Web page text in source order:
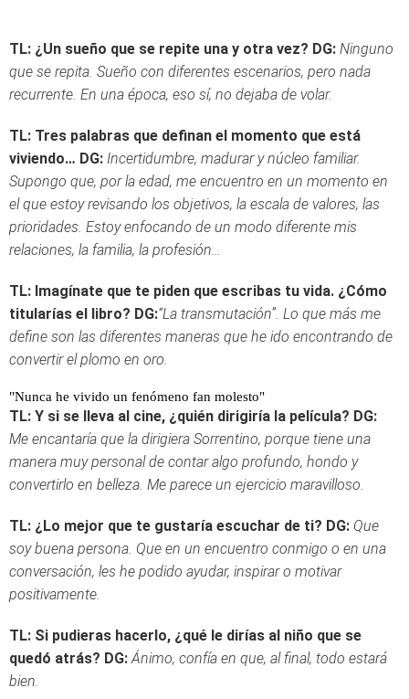
TL: ¿Un sueño que se repite una y otra vez? DG: Ninguno
que se repita. Sueño con diferentes escenarios, pero nada
recurrente. En una época, eso sí, no dejaba de volar.
TL: Tres palabras que definan el momento que está
viviendo… DG: Incertidumbre, madurar y núcleo familiar.
Supongo que, por la edad, me encuentro en un momento en
el que estoy revisando los objetivos, la escala de valores, las
prioridades. Estoy enfocando de un modo diferente mis
relaciones, la familia, la profesión…
TL: Imagínate que te piden que escribas tu vida. ¿Cómo
titularías el libro? DG:“La transmutación”. Lo que más me
define son las diferentes maneras que he ido encontrando de
convertir el plomo en oro.
"Nunca he vivido un fenómeno fan molesto"
TL: Y si se lleva al cine, ¿quién dirigiría la película? DG:
Me encantaría que la dirigiera Sorrentino, porque tiene una
manera muy personal de contar algo profundo, hondo y
convertirlo en belleza. Me parece un ejercicio maravilloso.
TL: ¿Lo mejor que te gustaría escuchar de ti? DG: Que
soy buena persona. Que en un encuentro conmigo o en una
conversación, les he podido ayudar, inspirar o motivar
positivamente.
TL: Si pudieras hacerlo, ¿qué le dirías al niño que se
quedó atrás? DG: Ánimo, confía en que, al final, todo estará
bien.